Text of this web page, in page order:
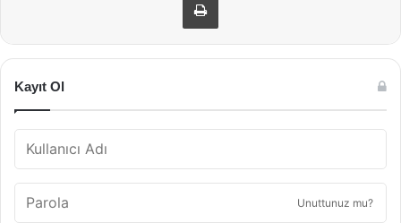
Kayıt Ol
Unuttunuz mu?